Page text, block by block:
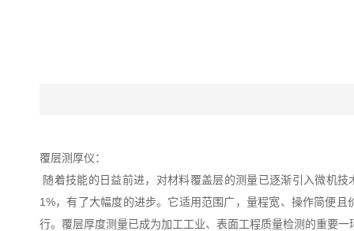
覆层测厚仪：
随着技能的日益前进，对材料覆盖层的测量已逐渐引入微机
1%，有了大幅度的进步。它适用范围广，量程宽、操作简便
行。覆层厚度测量已成为加工工业、表面工程质量检测的重要